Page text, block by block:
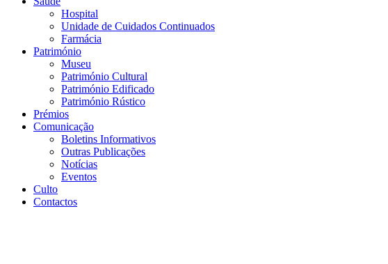
Hospital
Unidade de Cuidados Continuados
Farmácia
Património
Museu
Património Cultural
Património Edificado
Património Rústico
Prémios
Comunicação
Boletins Informativos
Outras Publicações
Notícias
Eventos
Culto
Contactos